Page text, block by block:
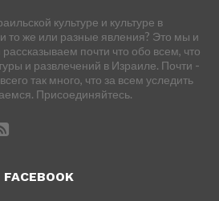
культуре и культуре в
то же или разные явления? Это мы и
почти что обо всем, что
и развлечений в Израиле. Почти -
так много, что за всем уследить
Присоединяйтесь.
FACEBOOK